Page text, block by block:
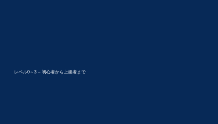
レベル0～3 – 初心者から上級者まで